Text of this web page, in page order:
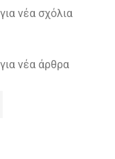
νέα σχόλια
νέα άρθρα